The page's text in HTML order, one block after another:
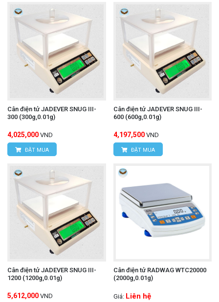
Cân điện tử JADEVER SNUG III-
300 (300g,0.01g)
4,025,000 VND
ĐẶT MUA
Cân điện tử JADEVER SNUG III-
600 (600g,0.01g)
4,197,500 VND
ĐẶT MUA
Cân điện tử JADEVER SNUG III-
1200 (1200g,0.01g)
5,612,000 VND
Cân điện tử RADWAG WTC20000
(2000g,0.01g)
Giá: Liên hệ